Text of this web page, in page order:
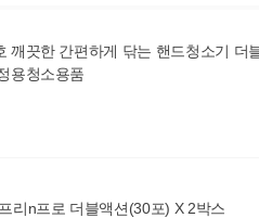
깨끗한 간편하게 닦는 핸드청소기 더
용청소용품
리n프로 더블액션(30포) X 2박스